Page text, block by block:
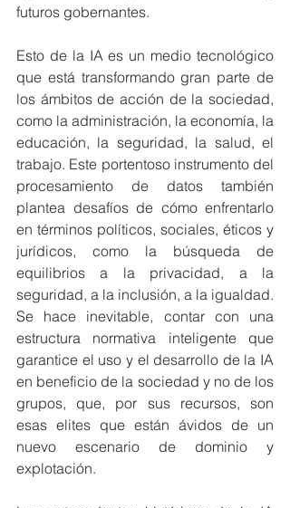
futuros gobernantes.
Esto de la IA es un medio tecnológico
que está transformando gran parte de
los ámbitos de acción de la sociedad,
como la administración, la economía, la
educación, la seguridad, la salud, el
trabajo. Este portentoso instrumento del
procesamiento de datos también
plantea desafíos de cómo enfrentarlo
en términos políticos, sociales, éticos y
jurídicos, como la búsqueda de
equilibrios a la privacidad, a la
seguridad, a la inclusión, a la igualdad.
Se hace inevitable, contar con una
estructura normativa inteligente que
garantice el uso y el desarrollo de la IA
en beneficio de la sociedad y no de los
grupos, que, por sus recursos, son
esas elites que están ávidos de un
nuevo escenario de dominio y
explotación.